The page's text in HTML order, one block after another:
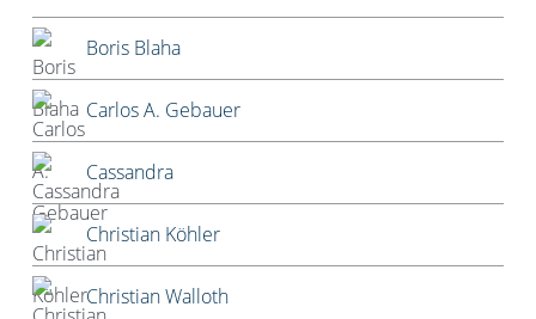
Boris Blaha
Carlos A. Gebauer
Cassandra
Christian Köhler
Christian Walloth